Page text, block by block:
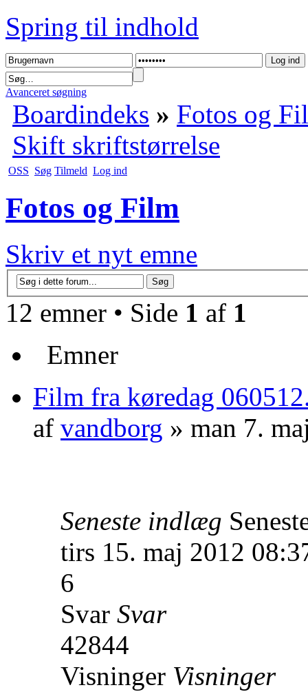
Spring til indhold
Avanceret søgning
Boardindeks » Fotos og
Skift skriftstørrelse
OSS Søg Tilmeld Log ind
Fotos og Film
Skriv et nyt emne
12 emner • Side 1 af 1
Emner
Film fra køredag
af vandborg » man 7.
Seneste indlæg
tirs 15. maj 2012
6
Svar Svar
42844
Visninger Visninger